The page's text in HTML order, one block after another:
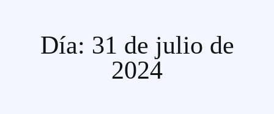
Día: 31 de julio de
2024